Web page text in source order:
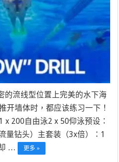
的流线型位置上完美的水下海
开墙体时，都应该练习一下！
x 200自由泳2 x 50仰泳预设：
量钻头）主套装（3x倍）：1
…
更多 »